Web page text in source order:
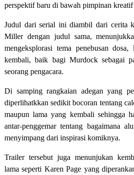
perspektif baru di bawah pimpinan
Judul dari serial ini diambil dari cerita
Miller dengan judul sama,
mengeksplorasi tema penebusan
kembali, baik bagi Murdock sebagai
seorang pengacara.
Di samping rangkaian adegan yang
diperlihatkkan sedikit bocoran tentang
maupun lama yang kembali sehingga
antar-penggemar tentang bagaimana
menyimpang dari inspirasi komiknya.
Trailer tersebut juga menunjukan
lama seperti Karen Page yang